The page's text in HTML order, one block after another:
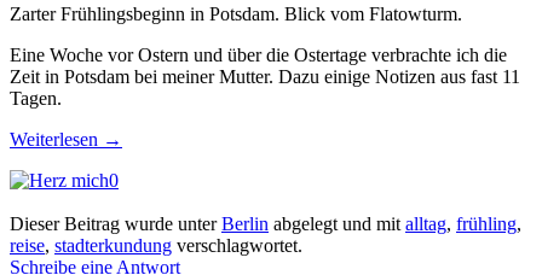
Zarter Frühlingsbeginn in Potsdam. Blick vom Flatowturm.
Eine Woche vor Ostern und über die Ostertage verbrachte ich die
Zeit in Potsdam bei meiner Mutter. Dazu einige Notizen aus fast 11
Tagen.
Weiterlesen →
0
Dieser Beitrag wurde unterBerlin abgelegt und mit alltag, frühling,
reise, stadterkundung verschlagwortet.
Schreibe eine Antwort